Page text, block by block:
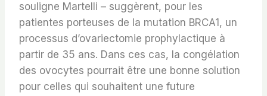
souligne Martelli – suggèrent, pour les
patientes porteuses de la mutation BRCA1, un
processus d’ovariectomie prophylactique à
partir de 35 ans. Dans ces cas, la congélation
des ovocytes pourrait être une bonne solution
pour celles qui souhaitent une future